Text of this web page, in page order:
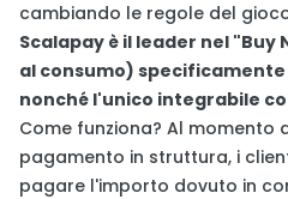
cambiando le regole del
Scalapay è il leader nel "Buy
al consumo)
nonché l'unico integrabile
Come funziona? Al momento
pagamento in struttura, i
pagare l'importo dovuto in